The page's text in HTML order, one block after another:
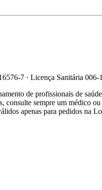
7 · Licença Sanitária 006-
de profissionais de
consulte sempre um médico
apenas para pedidos na